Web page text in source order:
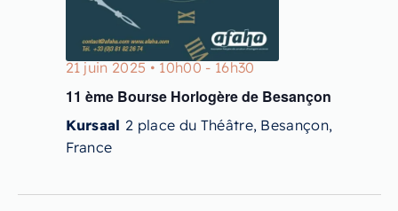
21 juin 2025 • 10h00 - 16h30
11 ème Bourse Horlogère de Besançon
Kursaal 2 place du Théâtre, Besançon,
France